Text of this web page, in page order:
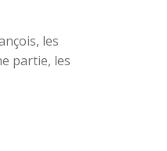
les
partie, les